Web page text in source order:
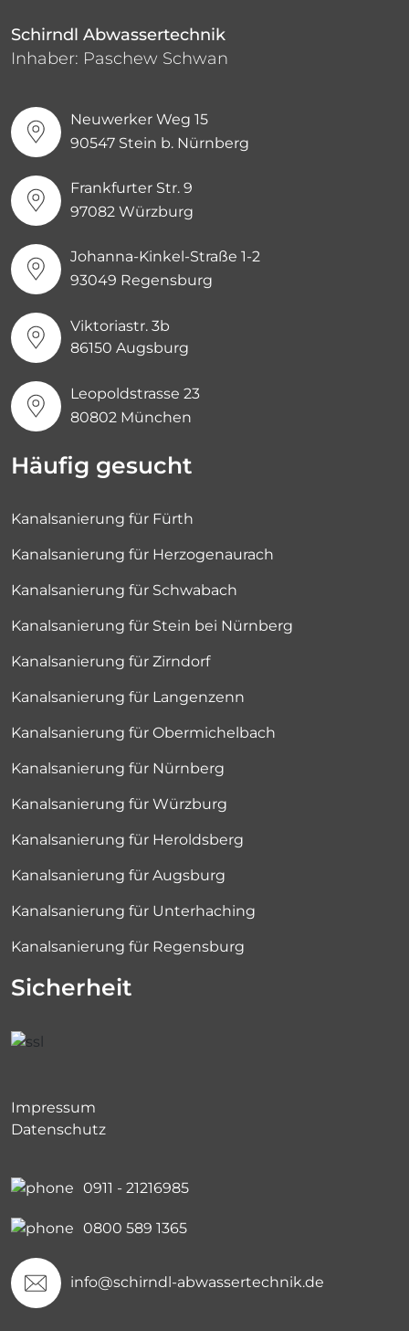
Schirndl Abwassertechnik
Inhaber: Paschew Schwan
Neuwerker Weg 15
90547 Stein b. Nürnberg
Frankfurter Str. 9
97082 Würzburg
Johanna-Kinkel-Straße 1-2
93049 Regensburg
Viktoriastr. 3b
86150 Augsburg
Leopoldstrasse 23
80802 München
Häufig gesucht
Kanalsanierung für Fürth
Kanalsanierung für Herzogenaurach
Kanalsanierung für Schwabach
Kanalsanierung für Stein bei Nürnberg
Kanalsanierung für Zirndorf
Kanalsanierung für Langenzenn
Kanalsanierung für Obermichelbach
Kanalsanierung für Nürnberg
Kanalsanierung für Würzburg
Kanalsanierung für Heroldsberg
Kanalsanierung für Augsburg
Kanalsanierung für Unterhaching
Kanalsanierung für Regensburg
Sicherheit
Impressum
Datenschutz
0911 - 21216985
0800 589 1365
info@schirndl-abwassertechnik.de